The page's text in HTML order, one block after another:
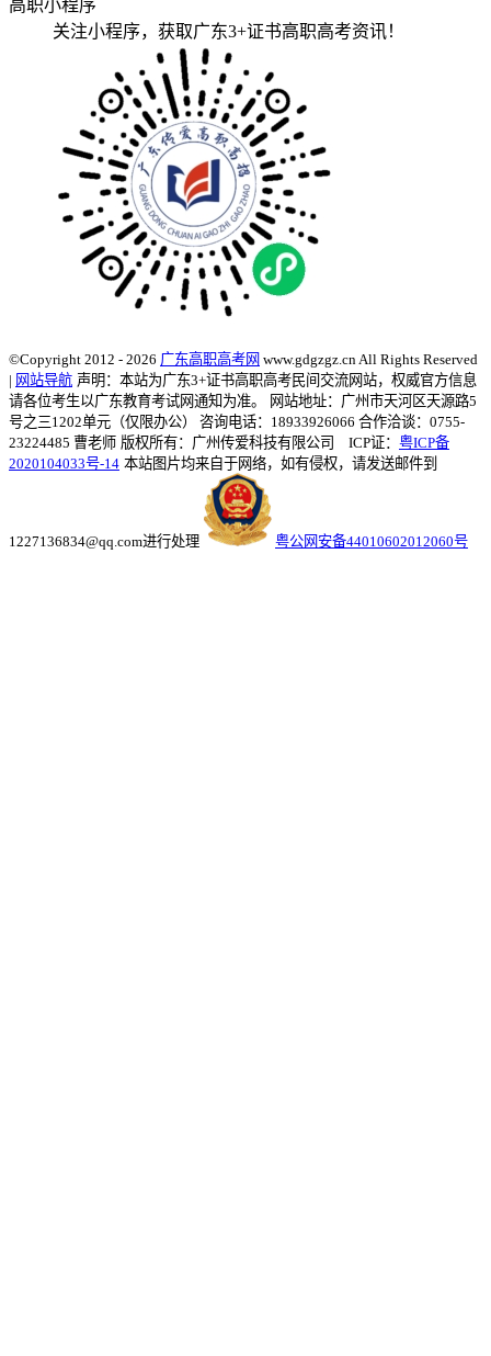
高职小程序
关注小程序，获取广东3+证书高职高考资讯！
©Copyright 2012 - 2026 广东高职高考网 www.gdgzgz.cn All Rights Reserved
| 网站导航 声明：本站为广东3+证书高职高考民间交流网站，权威官方信息
请各位考生以广东教育考试网通知为准。
网站地址：广州市天河区天源路5
号之三1202单元（仅限办公） 咨询电话：18933926066 合作洽谈：0755-
23224485 曹老师 版权所有：广州传爱科技有限公司 ICP证： 粤ICP备
2020104033号-14 本站图片均来自于网络，如有侵权，请发送邮件到
1227136834@qq.com进行处理 粤公网安备44010602012060号